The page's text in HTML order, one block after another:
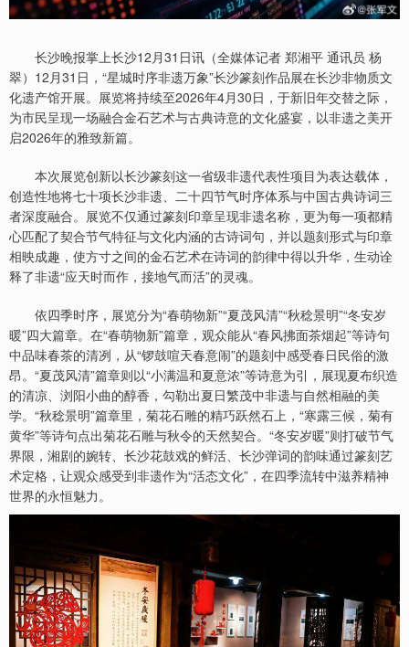
长沙晚报掌上长沙12月31日讯（全媒体记者 郑湘平 通讯员 杨
翠）12月31日，“星城时序非遗万象”长沙篆刻作品展在长沙非物质文
化遗产馆开展。展览将持续至2026年4月30日，于新旧年交替之际，
为市民呈现一场融合金石艺术与古典诗意的文化盛宴，以非遗之美开
启2026年的雅致新篇。
本次展览创新以长沙篆刻这一省级非遗代表性项目为表达载体，
创造性地将七十项长沙非遗、二十四节气时序体系与中国古典诗词三
者深度融合。展览不仅通过篆刻印章呈现非遗名称，更为每一项都精
心匹配了契合节气特征与文化内涵的古诗词句，并以题刻形式与印章
相映成趣，使方寸之间的金石艺术在诗词的韵律中得以升华，生动诠
释了非遗“应天时而作，接地气而活”的灵魂。
依四季时序，展览分为“春萌物新”“夏茂风清”“秋稔景明”“冬安岁
暖”四大篇章。在“春萌物新”篇章，观众能从“春风拂面茶烟起”等诗句
中品味春茶的清冽，从“锣鼓喧天春意闹”的题刻中感受春日民俗的激
昂。“夏茂风清”篇章则以“小满温和夏意浓”等诗意为引，展现夏布织造
的清凉、浏阳小曲的醇香，勾勒出夏日繁茂中非遗与自然相融的美
学。“秋稔景明”篇章里，菊花石雕的精巧跃然石上，“寒露三候，菊有
黄华”等诗句点出菊花石雕与秋令的天然契合。“冬安岁暖”则打破节气
界限，湘剧的婉转、长沙花鼓戏的鲜活、长沙弹词的韵味通过篆刻艺
术定格，让观众感受到非遗作为“活态文化”，在四季流转中滋养精神
世界的永恒魅力。